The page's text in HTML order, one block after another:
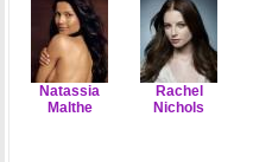
Natassia
Malthe
Rachel
Nichols